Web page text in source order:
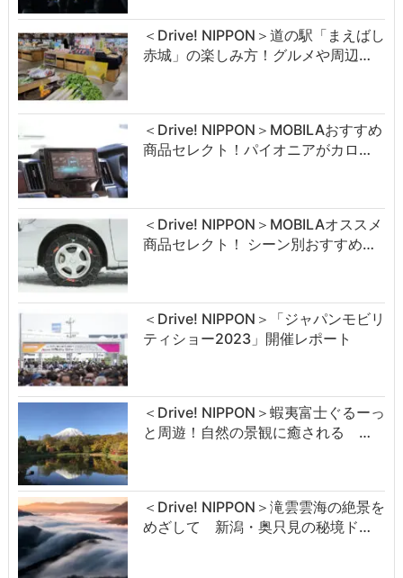
＜Drive! NIPPON＞道の駅「まえばし
赤城」の楽しみ方！グルメや周辺…
＜Drive! NIPPON＞MOBILAおすすめ
商品セレクト！パイオニアがカロ…
＜Drive! NIPPON＞MOBILAオススメ
商品セレクト！ シーン別おすすめ…
＜Drive! NIPPON＞「ジャパンモビリ
ティショー2023」開催レポート
＜Drive! NIPPON＞蝦夷富士ぐるーっ
と周遊！自然の景観に癒される …
＜Drive! NIPPON＞滝雲雲海の絶景を
めざして 新潟・奥只見の秘境ド…